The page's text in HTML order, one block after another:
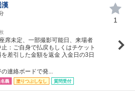
漢
席未定、一部撮影可能日、来場者
：ご自身で払戻もしくはチケット
差引した金額を返金 入金日の3日
連絡ボードで発...
義 塗りつぶしなし 質問受付
1